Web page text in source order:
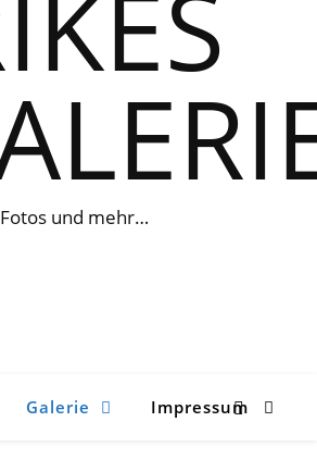
Fotos und mehr…
Galerie Impressum